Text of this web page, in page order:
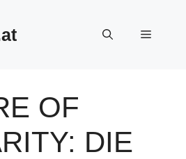
Menü
OF
DIE